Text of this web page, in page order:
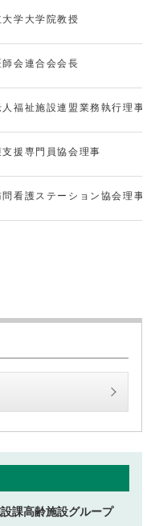
大学大学院教授
師会連合会会長
人福祉施設連盟業務執行理事
支援専門員協会理事
問看護ステーション協会理事
課高齢施設グループ